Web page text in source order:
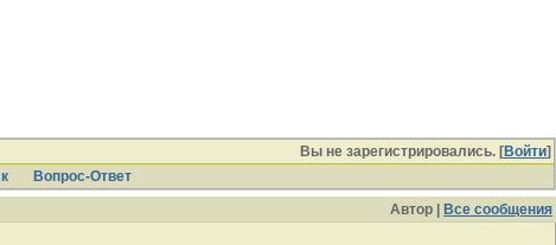
Вы не зарегистрировались. [Войти]
Вопрос-Ответ
Автор |
Все сообщения